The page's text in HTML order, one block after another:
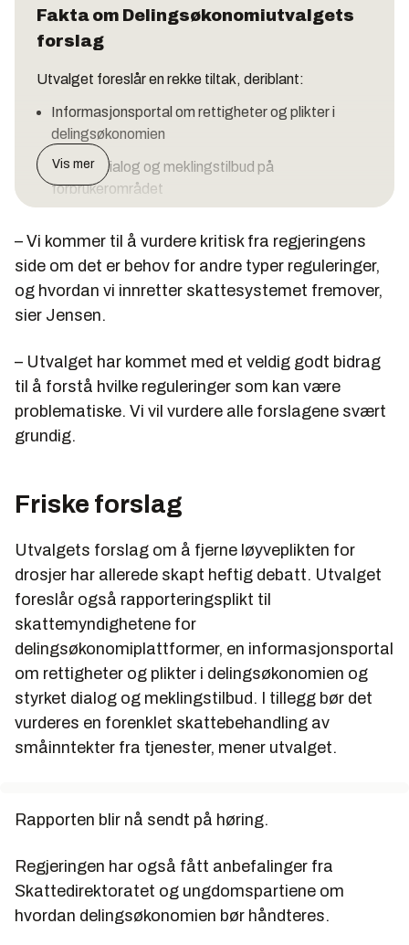
Fakta om Delingsøkonomiutvalgets
forslag
Utvalget foreslår en rekke tiltak, deriblant:
Informasjonsportal om rettigheter og plikter i
delingsøkonomien
Styrket dialog og meklingstilbud på
forbrukerområdet
delingsøkonomiplattformer
I tillegg bør det vurderes en forenklet
skattebehandling av småinntekter fra tjenester.
Fjerning av løyveplikten i drosjemarkedet.
Hensikten er å fjerne etableringsbarrierene i
markedet slik at delingsøkonomiplattformer kan
operere lovlig.
(Kilde: Regjeringen.no)
Vis mer
– Vi kommer til å vurdere kritisk fra regjeringens
side om det er behov for andre typer reguleringer,
og hvordan vi innretter skattesystemet fremover,
sier Jensen.
– Utvalget har kommet med et veldig godt bidrag
til å forstå hvilke reguleringer som kan være
problematiske. Vi vil vurdere alle forslagene svært
grundig.
Friske forslag
Utvalgets forslag om å fjerne løyveplikten for
drosjer har allerede skapt heftig debatt. Utvalget
foreslår også rapporteringsplikt til
skattemyndighetene for
delingsøkonomiplattformer, en informasjonsportal
om rettigheter og plikter i delingsøkonomien og
styrket dialog og meklingstilbud. I tillegg bør det
vurderes en forenklet skattebehandling av
småinntekter fra tjenester, mener utvalget.
Rapporten blir nå sendt på høring.
Regjeringen har også fått anbefalinger fra
Skattedirektoratet og ungdomspartiene om
hvordan delingsøkonomien bør håndteres.